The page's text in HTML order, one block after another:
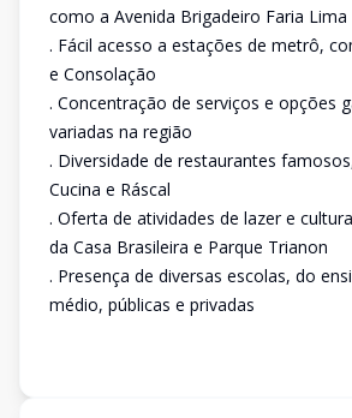
como a Avenida Brigadeiro Faria Lima
. Fácil acesso a estações de metrô,
e Consolação
. Concentração de serviços e opções
variadas na região
. Diversidade de restaurantes
Cucina e Ráscal
. Oferta de atividades de lazer e
da Casa Brasileira e Parque Trianon
. Presença de diversas escolas, do
médio, públicas e privadas